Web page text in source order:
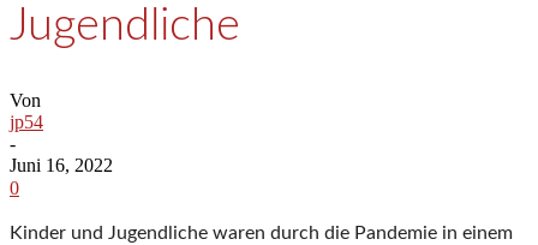
Jugendliche
Von
jp54
-
Juni 16, 2022
0
Kinder und Jugendliche waren durch die Pandemie in einem